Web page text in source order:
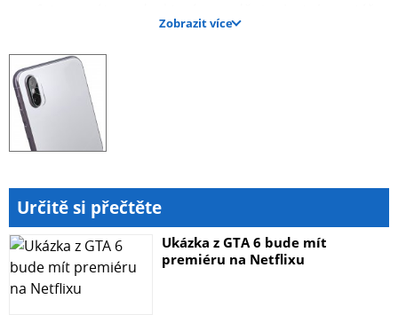
Zobrazit více
Určitě si přečtěte
Ukázka z GTA 6 bude mít
premiéru na Netflixu